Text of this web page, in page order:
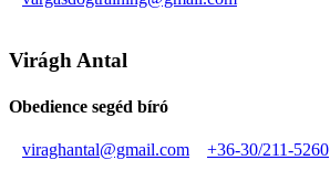
Virágh Antal
Obedience segéd bíró
viraghantal@gmail.com +36-30/211-5260